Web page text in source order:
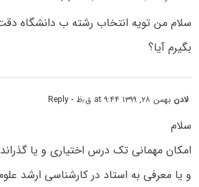
سلام من تویه انتخاب رشته ب دانشگاه
بگیرم آیا؟
لادن بهمن ۲۸, ۱۳۹۹ at ۹:۴۴ ق٫ظ - Reply
سلام
امکان مهمانی تک درس اختیاری و یا
و یا معرفی به استاد در کارشناسی ارشد